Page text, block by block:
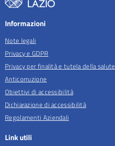
Informazioni
Note legali
Privacy e GDPR
Privacy per finalità e tutela della salute
Anticorruzione
Obiettivi di accessibilità
Dichiarazione di accessibilità
Regolamenti Aziendali
Link utili